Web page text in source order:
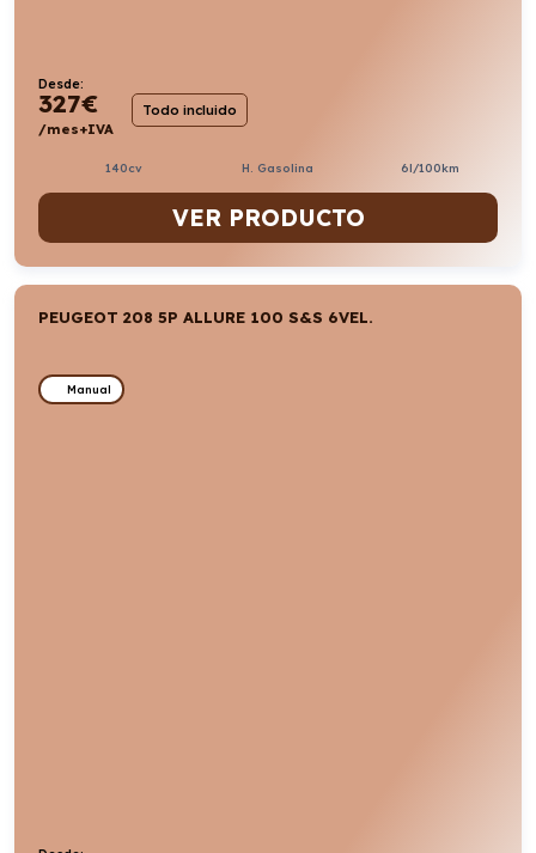
Desde:
327€
/mes+IVA
Todo incluido
140cv H. Gasolina 6l/100km
VER PRODUCTO
PEUGEOT 208 5P ALLURE 100 S&S 6VEL.
Manual